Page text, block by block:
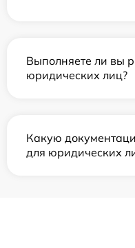
Выполняете ли вы
юридических лиц?
Какую
для юридических